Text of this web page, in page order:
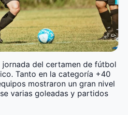
jornada del certamen de fútbol
Tanto en la categoría +40
mostraron un gran nivel
varias goleadas y partidos